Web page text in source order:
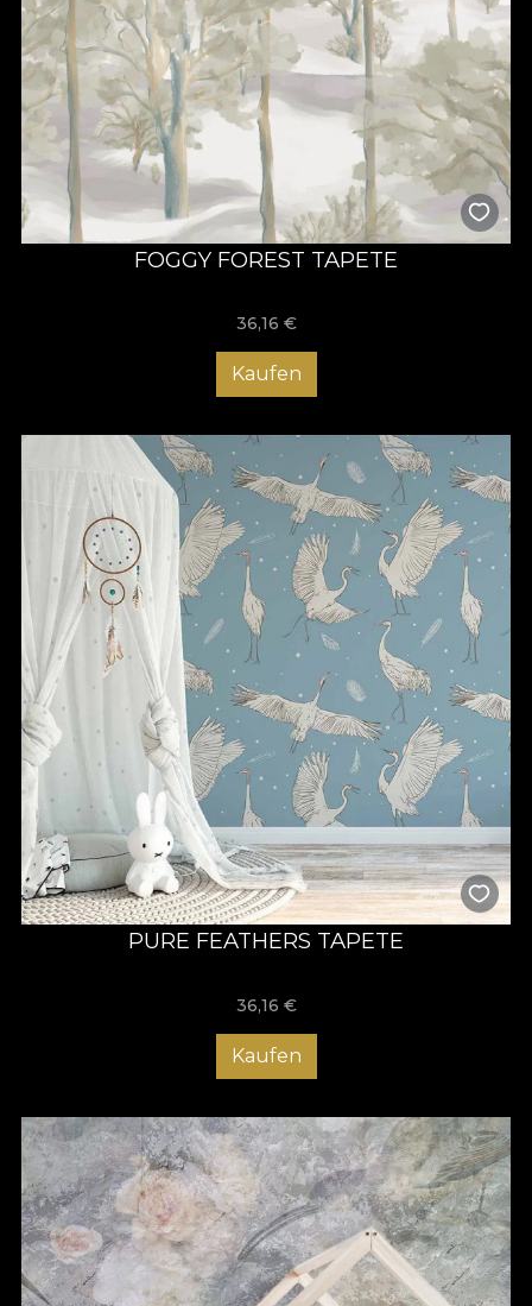
FOGGY FOREST TAPETE
36,16 €
Kaufen
PURE FEATHERS TAPETE
36,16 €
Kaufen